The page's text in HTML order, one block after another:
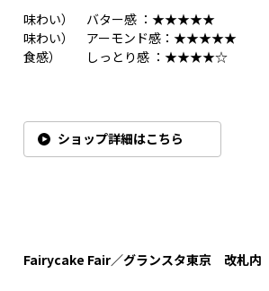
味わい） バター感 ：★★★★★
味わい） アーモンド感：★★★★★
食感） しっとり感 ：★★★★☆
ショップ詳細はこちら
Fairycake Fair／グランスタ東京 改札